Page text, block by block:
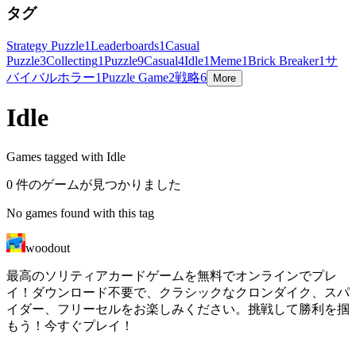
タグ
Strategy Puzzle1Leaderboards1Casual
Puzzle3Collecting1Puzzle9Casual4Idle1Meme1Brick Breaker1サ
バイバルホラー1Puzzle Game2戦略6 More
Idle
Games tagged with Idle
0 件のゲームが見つかりました
No games found with this tag
woodout
最高のソリティアカードゲームを無料でオンラインでプレ
イ！ダウンロード不要で、クラシックなクロンダイク、スパ
イダー、フリーセルをお楽しみください。挑戦して勝利を掴
もう！今すぐプレイ！